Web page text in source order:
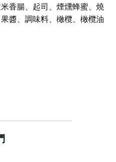
香腸、起司、煙燻蜂蜜、燒
醬、調味料、橄欖、橄欖油
園內，設有咖啡館和美食
（週末）和午餐。
的餐車式菜單而聞名，其中
肉類，以及漢堡、玉米片、
空調餐廳裡放鬆身心，或在
帶食物。